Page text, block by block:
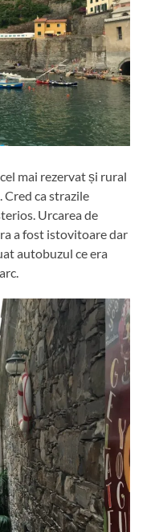
mai rezervat și rural
Cred ca strazile
Urcarea de
a fost istovitoare dar
autobuzul ce era